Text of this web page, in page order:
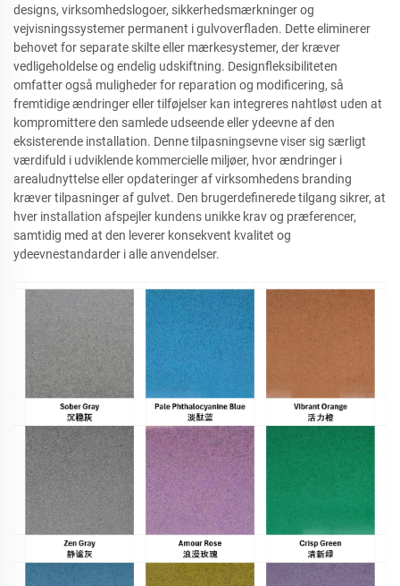
designs, virksomhedslogoer, sikkerhedsmærkninger og
vejvisningssystemer permanent i gulvoverfladen. Dette eliminerer
behovet for separate skilte eller mærkesystemer, der kræver
vedligeholdelse og endelig udskiftning. Designfleksibiliteten
omfatter også muligheder for reparation og modificering, så
fremtidige ændringer eller tilføjelser kan integreres nahtløst uden at
kompromittere den samlede udseende eller ydeevne af den
eksisterende installation. Denne tilpasningsevne viser sig særligt
værdifuld i udviklende kommercielle miljøer, hvor ændringer i
arealudnyttelse eller opdateringer af virksomhedens branding
kræver tilpasninger af gulvet. Den brugerdefinerede tilgang sikrer, at
hver installation afspejler kundens unikke krav og præferencer,
samtidig med at den leverer konsekvent kvalitet og
ydeevnestandarder i alle anvendelser.